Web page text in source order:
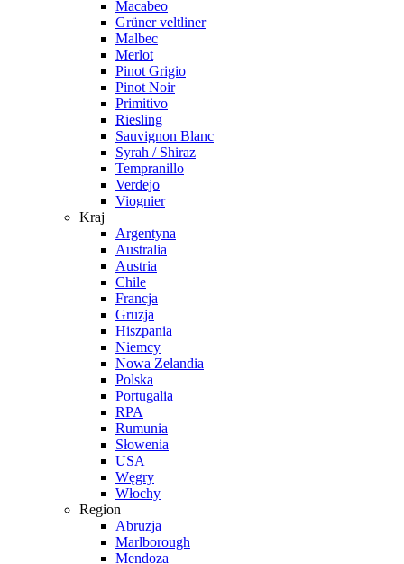
Macabeo
Grüner veltliner
Malbec
Merlot
Pinot Grigio
Pinot Noir
Primitivo
Riesling
Sauvignon Blanc
Syrah / Shiraz
Tempranillo
Verdejo
Viognier
Kraj
Argentyna
Australia
Austria
Chile
Francja
Gruzja
Hiszpania
Niemcy
Nowa Zelandia
Polska
Portugalia
RPA
Rumunia
Słowenia
USA
Węgry
Włochy
Region
Abruzja
Marlborough
Mendoza